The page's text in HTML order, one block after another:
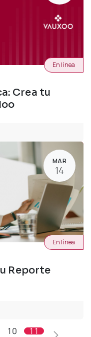
Crea tu
En línea
MAR
14
Reporte
En línea
10 11